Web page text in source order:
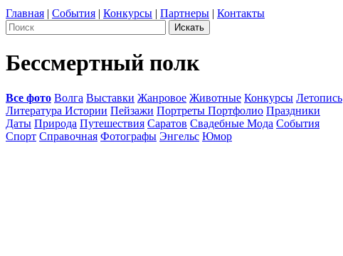
Главная | События | Конкурсы | Партнеры | Контакты
Бессмертный полк
Все фото Волга Выставки Жанровое Животные Конкурсы Летопись
Литература Истории Пейзажи Портреты Портфолио Праздники
Даты Природа Путешествия Саратов Свадебные Мода События
Спорт Справочная Фотографы Энгельс Юмор